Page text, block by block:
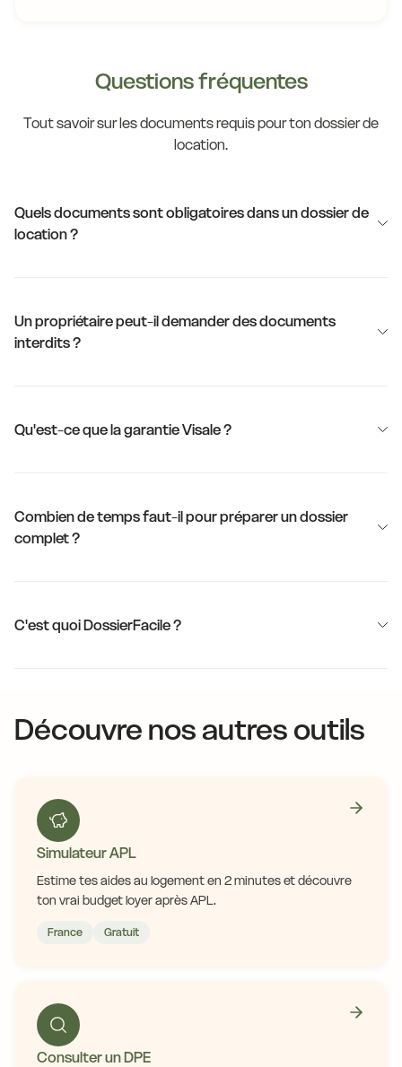
Questions fréquentes
Tout savoir sur les documents requis pour ton dossier de
location.
Quels documents sont obligatoires dans un dossier de
location ?
Un propriétaire peut-il demander des documents
interdits ?
Qu'est-ce que la garantie Visale ?
Combien de temps faut-il pour préparer un dossier
complet ?
C'est quoi DossierFacile ?
Découvre nos autres outils
Simulateur APL
Estime tes aides au logement en 2 minutes et découvre
ton vrai budget loyer après APL.
France Gratuit
Consulter un DPE